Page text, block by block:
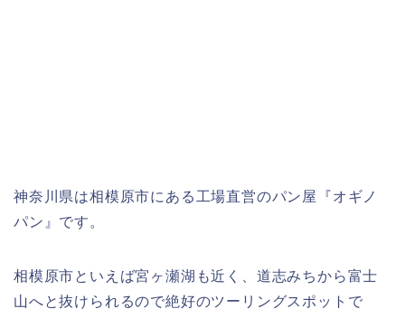
神奈川県は相模原市にある工場直営のパン屋『オギノ
パン』です。
相模原市といえば宮ヶ瀬湖も近く、道志みちから富士
山へと抜けられるので絶好のツーリングスポットで